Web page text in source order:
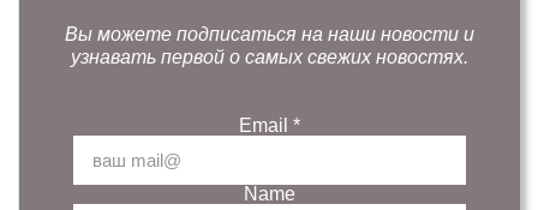
Вы можете подписаться на наши новости и
узнавать первой о самых свежих новостях.
Email *
Name